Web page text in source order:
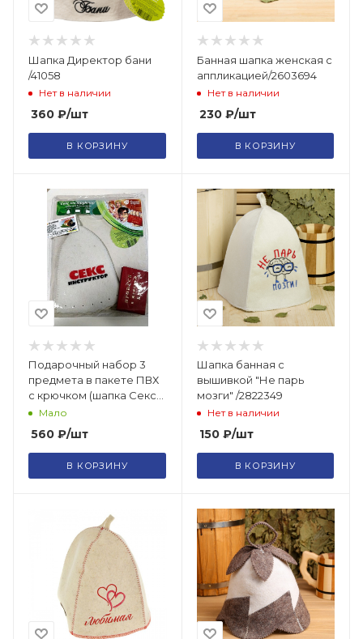
Шапка Директор бани
/41058
Нет в наличии
360 ₽/шт
В КОРЗИНУ
Банная шапка женская с
аппликацией/2603694
Нет в наличии
230₽/шт
В КОРЗИНУ
Подарочный набор 3
предмета в пакете ПВХ
с крючком (шапка Cекс-
инструктор, коврик,
пропуск в женскую
Мало
560 ₽/шт
В КОРЗИНУ
Шапка банная с
вышивкой "Не парь
мозги" /2822349
Нет в наличии
150₽/шт
В КОРЗИНУ